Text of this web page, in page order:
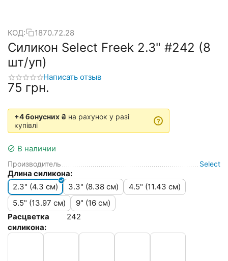
КОД: 1870.72.28
Силикон Select Freek 2.3" #242 (8
шт/уп)
Написать отзыв
‍75‍ грн.
+4 бонусних ₴ на рахунок у разі
купівлі
?
В наличии
Производитель Select
Длина силикона:
2.3" (4.3 см)
3.3" (8.38 см)
4.5" (11.43 см)
5.5" (13.97 см)
9" (16 см)
Расцветка
силикона:
242